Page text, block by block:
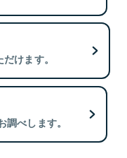
けます。
べします。